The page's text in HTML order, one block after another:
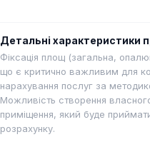
Детальні характеристики
Фіксація площ (загальна,
що є критично важливим для
нарахування послуг за
Можливість створення
приміщення, який буде
розрахунку.